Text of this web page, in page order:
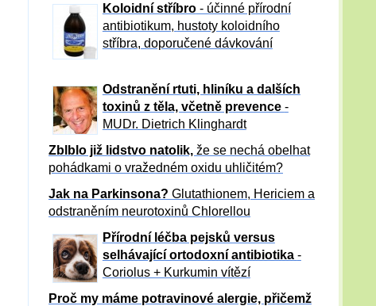
Koloidní stříbro- účinné přírodní
antibiotikum, hustoty koloidního
stříbra, doporučené dávkování
Odstranění rtuti, hliníku a dalších
toxinů z těla, včetně prevence -
MUDr. Dietrich Klinghardt
Zblblo již lidstvo natolik, že se nechá obelhat
pohádkami o vražedném oxidu uhličitém?
Jak na Parkinsona? Glutathionem, Hericiem a
odstraněním neurotoxinů Chlorellou
Přírodní léčba pejsků versus
selhávající ortodoxní antibiotika -
Coriolus + Kurkumin vítězí
Proč my máme potravinové alergie, přičemž